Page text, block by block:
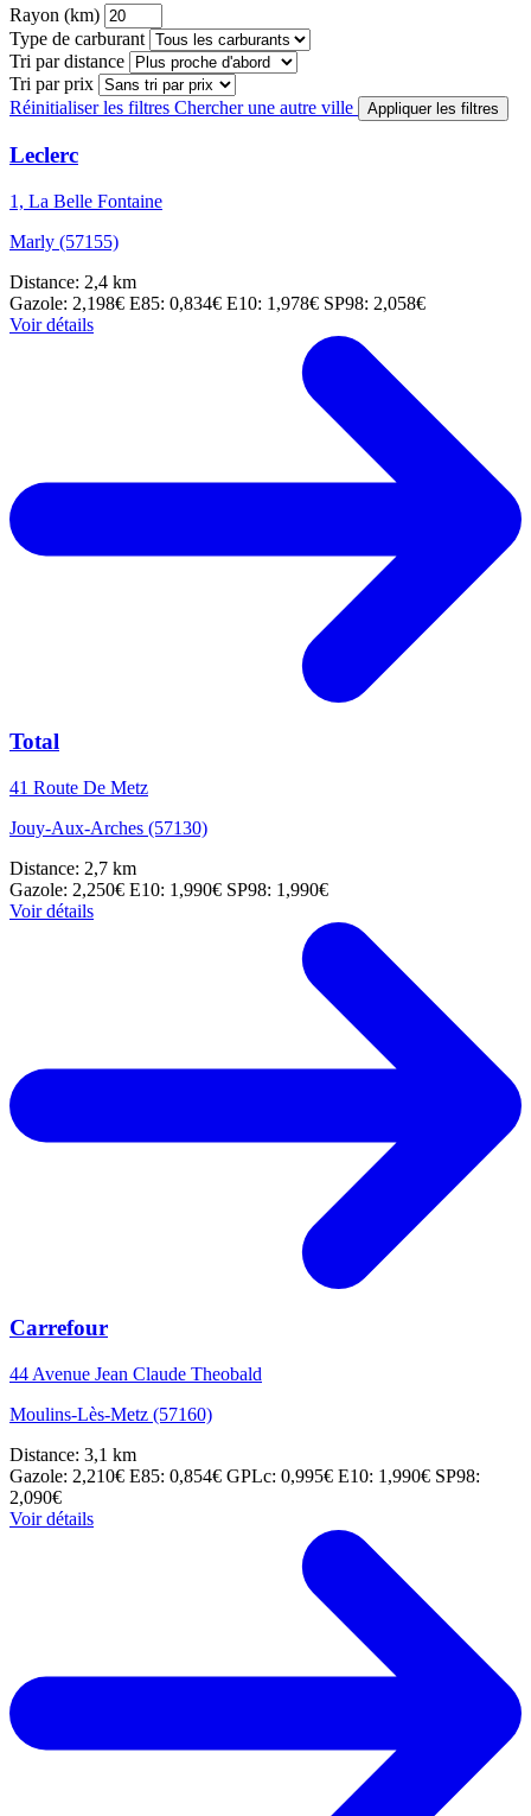
Rayon (km)
Type de carburant
Tri par distance
Tri par prix
Réinitialiser les filtres Chercher une autre ville Appliquer les filtres
Leclerc
1, La Belle Fontaine
Marly (57155)
Distance: 2,4 km
Gazole: 2,198€ E85: 0,834€ E10: 1,978€ SP98: 2,058€
Voir détails
Total
41 Route De Metz
Jouy-Aux-Arches (57130)
Distance: 2,7 km
Gazole: 2,250€ E10: 1,990€ SP98: 1,990€
Voir détails
Carrefour
44 Avenue Jean Claude Theobald
Moulins-Lès-Metz (57160)
Distance: 3,1 km
Gazole: 2,210€ E85: 0,854€ GPLc: 0,995€ E10: 1,990€ SP98:
2,090€
Voir détails